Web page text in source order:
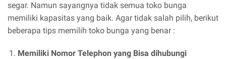
segar. Namun sayangnya tidak semua toko bunga
memiliki kapasitas yang baik. Agar tidak salah pilih, berikut
beberapa tips memilih toko bunga yang benar :
Memiliki Nomor Telephon yang Bisa dihubungi